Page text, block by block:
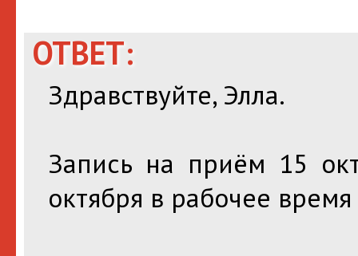
ОТВЕТ:
Здравствуйте, Элла.
Запись на приём 15
октября в рабочее